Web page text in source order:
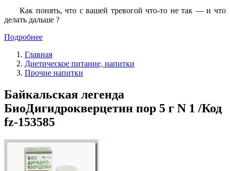
Как понять, что с вашей тревогой что-то не так — и что
делать дальше ?
Подробнее
Главная
Диетическое питание, напитки
Прочие напитки
Байкальская легенда
БиоДигидрокверцетин пор 5 г N 1 /Код
fz-153585